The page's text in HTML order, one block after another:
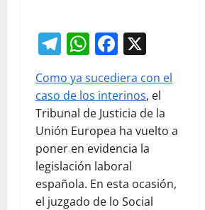
Telegram
WhatsApp
Facebook
Como ya sucediera con el
caso de los interinos, el
Tribunal de Justicia de la
Unión Europea ha vuelto a
poner en evidencia la
legislación laboral
española. En esta ocasión,
el juzgado de lo Social